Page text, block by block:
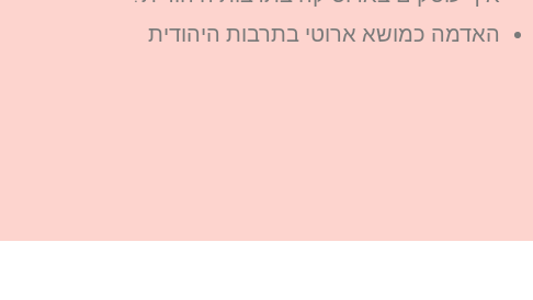
האדמה כמושא ארוטי בתרבות היהודית